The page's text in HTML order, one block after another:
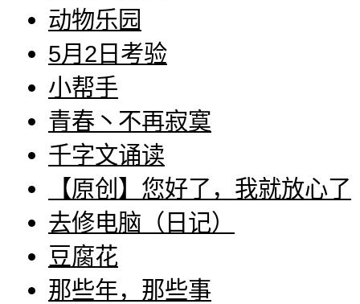
动物乐园
5月2日考验
小帮手
青春丶不再寂寞
千字文诵读
【原创】您好了，我就放心了
去修电脑（日记）
豆腐花
那些年，那些事